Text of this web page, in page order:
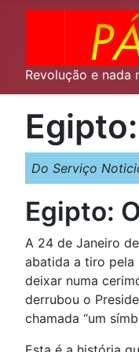
Revolução e nada
Do Serviço
Egipto:
A 24 de Janeiro
abatida a tiro pela
deixar numa
derrubou o
chamada “um